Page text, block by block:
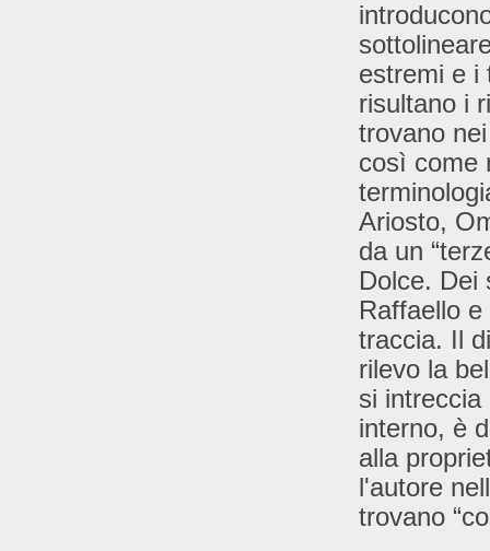
estremi e i
risultano i
trovano
così come
Ariosto,
da un
Dolce. Dei
Raffaello
traccia. Il
rilevo la
si
interno, è
alla
l'autore
trovano